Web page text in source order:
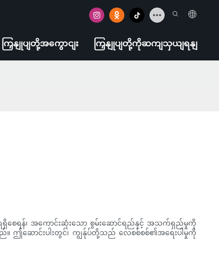
ကြှနျုပျတို့အကွောငျး ကြှနျုပျတို့ကိုဆကျသှယျရနျ
ရှိစေရန်၊ အကောင်းဆုံးသော စွမ်းဆောင်ရည်နှင့် အသက်ရှည်မှုကို
ည်။ ဤဆောင်းပါးတွင်၊ ကျွန်ုပ်တို့သည် လေစစ်စစ်၏အရေးပါမှုကို